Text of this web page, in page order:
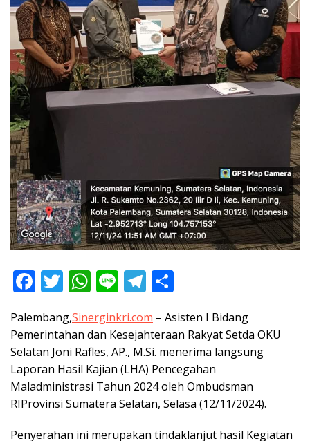
F
e
b
o
o
k
T
itt
er
W
at
s
A
p
p
Li
e
T
e
gr
a
m
ar
e
Palembang,Sinerginkri.com – Asisten I Bidang
Pemerintahan dan Kesejahteraan Rakyat Setda OKU
Selatan Joni Rafles, AP., M.Si. menerima langsung
Laporan Hasil Kajian (LHA) Pencegahan
Maladministrasi Tahun 2024 oleh Ombudsman
RIProvinsi Sumatera Selatan, Selasa (12/11/2024).
Penyerahan ini merupakan tindaklanjut hasil Kegiatan